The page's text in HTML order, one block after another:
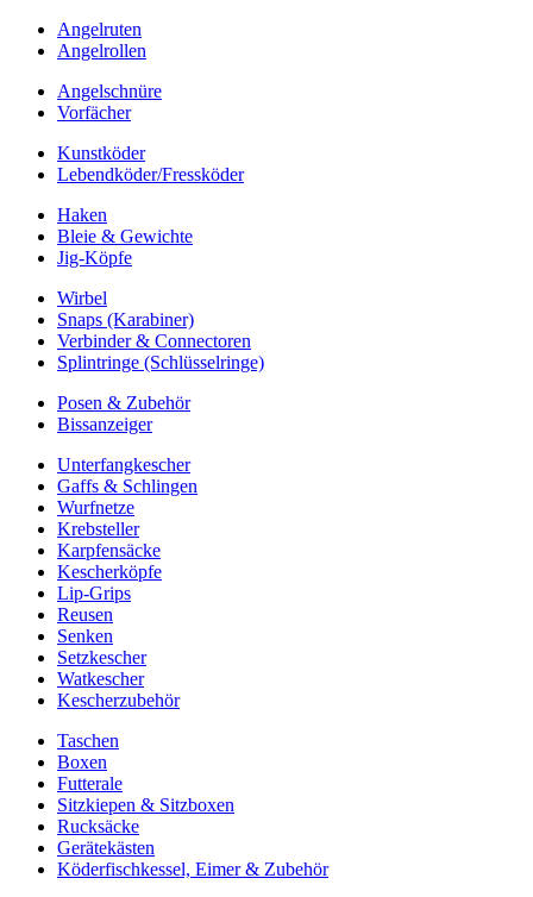
Angelruten
Angelrollen
Angelschnüre
Vorfächer
Kunstköder
Lebendköder/Fressköder
Haken
Bleie & Gewichte
Jig-Köpfe
Wirbel
Snaps (Karabiner)
Verbinder & Connectoren
Splintringe (Schlüsselringe)
Posen & Zubehör
Bissanzeiger
Unterfangkescher
Gaffs & Schlingen
Wurfnetze
Krebsteller
Karpfensäcke
Kescherköpfe
Lip-Grips
Reusen
Senken
Setzkescher
Watkescher
Kescherzubehör
Taschen
Boxen
Futterale
Sitzkiepen & Sitzboxen
Rucksäcke
Gerätekästen
Köderfischkessel, Eimer & Zubehör